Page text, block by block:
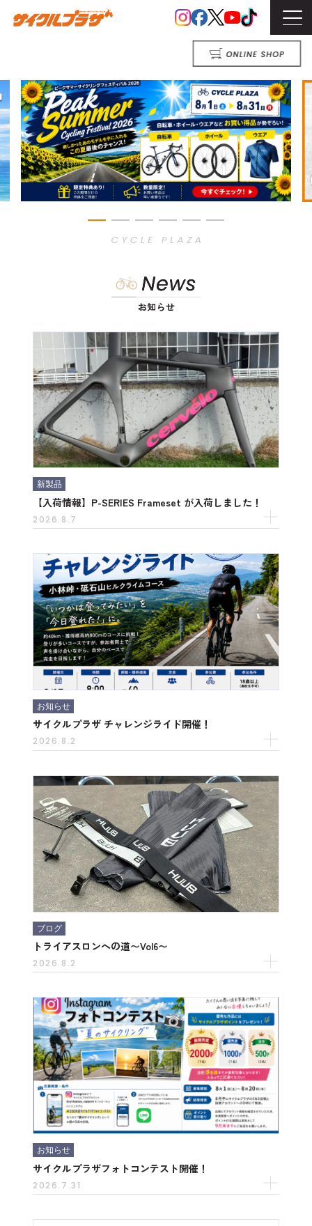
新製品
【入荷情報】P-SERIES Frameset が入荷しました！
2026.8.7
お知らせ
サイクルプラザ チャレンジライド開催！
2026.8.2
ブログ
トライアスロンへの道〜Vol6〜
2026.8.2
お知らせ
サイクルプラザフォトコンテスト開催！
2026.7.31